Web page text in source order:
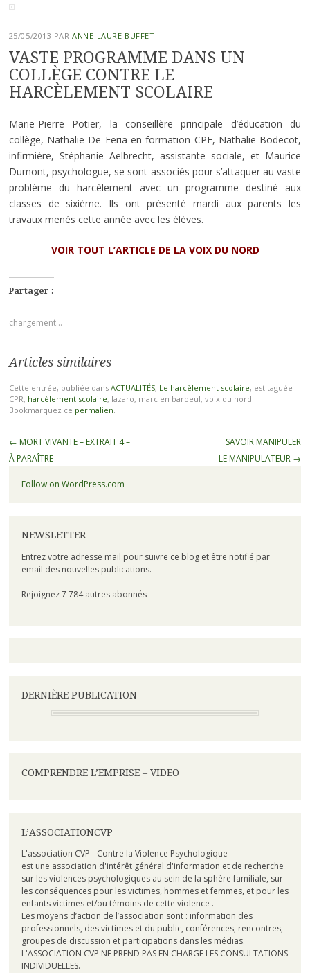
25/05/2013 PARANNE-LAURE BUFFET
VASTE PROGRAMME DANS UN
COLLÈGE CONTRE LE
HARCÈLEMENT SCOLAIRE
Marie-Pierre Potier, la conseillère principale d’éducation du
collège, Nathalie De Feria en formation CPE, Nathalie Bodecot,
infirmière, Stéphanie Aelbrecht, assistante sociale, et Maurice
Dumont, psychologue, se sont associés pour s’attaquer au vaste
problème du harcèlement avec un programme destiné aux
classes de sixième. Ils ont présenté mardi aux parents les
travaux menés cette année avec les élèves.
VOIR TOUT L’ARTICLE DE LA VOIX DU NORD
Partager :
chargement…
Articles similaires
Cette entrée, publiée dans ACTUALITÉS, Le harcèlement scolaire, est taguée
CPR, harcèlement scolaire, lazaro, marc en baroeul, voix du nord.
Bookmarquez ce permalien.
← MORT VIVANTE – EXTRAIT 4 –
À PARAÎTRE
SAVOIR MANIPULER
LE MANIPULATEUR →
Follow on WordPress.com
NEWSLETTER
Entrez votre adresse mail pour suivre ce blog et être notifié par
email des nouvelles publications.
Rejoignez 7 784 autres abonnés
DERNIÈRE PUBLICATION
COMPRENDRE L’EMPRISE – VIDEO
L’ASSOCIATIONCVP
L'association CVP - Contre la Violence Psychologique
est une association d'intérêt général d'information et de recherche
sur les violences psychologiques au sein de la sphère familiale, sur
les conséquences pour les victimes, hommes et femmes, et pour les
enfants victimes et/ou témoins de cette violence .
Les moyens d’action de l’association sont : information des
professionnels, des victimes et du public, conférences, rencontres,
groupes de discussion et participations dans les médias.
L'ASSOCIATION CVP NE PREND PAS EN CHARGE LES CONSULTATIONS
INDIVIDUELLES.